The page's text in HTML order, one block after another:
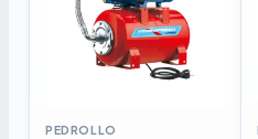
PEDROLLO